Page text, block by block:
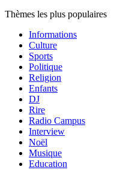
Thèmes les plus populaires
Informations
Culture
Sports
Politique
Religion
Enfants
DJ
Rire
Radio Campus
Interview
Noël
Musique
Education